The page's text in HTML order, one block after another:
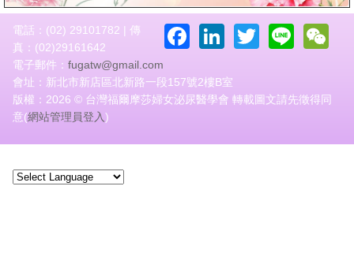
Facebook
LinkedIn
Twitter
Line
電話：(02) 29101782 | 傳
真：(02)29161642
電子郵件： fugatw@gmail.com
會址：新北市新店區北新路一段157號2樓B室
版權：2026 © 台灣福爾摩莎婦女泌尿醫學會 轉載圖文請先徵得同
意(網站管理員登入)